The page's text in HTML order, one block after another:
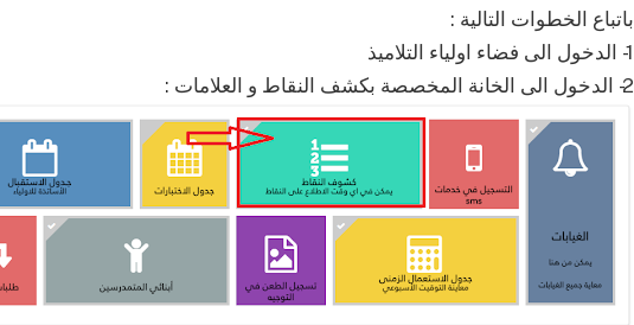
باتباع الخطوات التالية :
1- الدخول الى فضاء اولياء التلاميذ
2- الدخول الى الخانة المخصصة بكشف النقاط و العلامات :